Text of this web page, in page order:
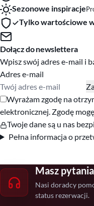
Sezonowe inspiracje
Tylko wartościowe
Dołącz do newslettera
Wpisz swój adres e-mail i
Adres e-mail
Zgody marketingowe
Wyrażam zgodę na
elektronicznej. Zgodę
Twoje dane są u nas
Pełna informacja o
Masz
Nasi doradcy
status rezerwacji.